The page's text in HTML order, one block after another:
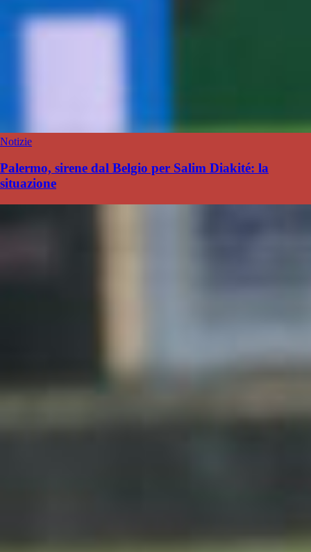
Notizie
Palermo, sirene dal Belgio per Salim Diakité: la
situazione